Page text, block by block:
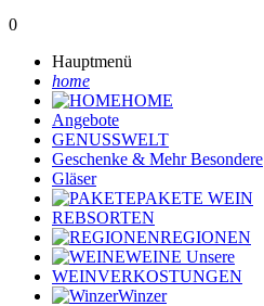
0
Hauptmenü
home
HOME
Angebote
GENUSSWELT
Geschenke & MehrBesondere
Gläser
PAKETE WEIN
REBSORTEN
REGIONEN
WEINE Unsere
WEINVERKOSTUNGEN
Winzer